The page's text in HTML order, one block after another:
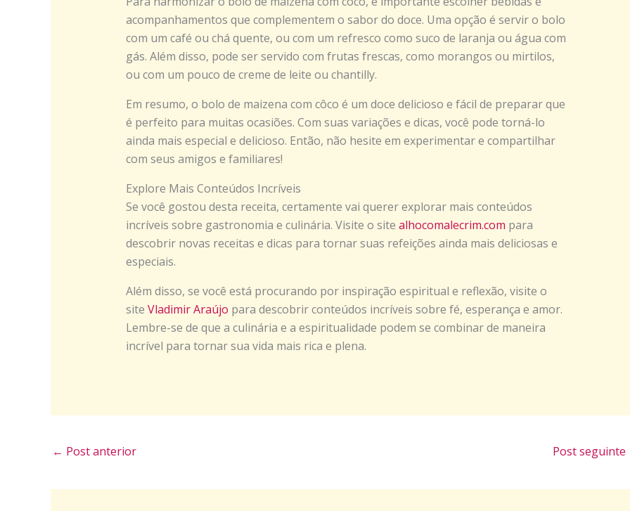
acompanhamentos que complementem o sabor do doce. Uma opção é servir o bolo
com um café ou chá quente, ou com um refresco como suco de laranja ou água com
gás. Além disso, pode ser servido com frutas frescas, como morangos ou mirtilos,
ou com um pouco de creme de leite ou chantilly.
Em resumo, o bolo de maizena com côco é um doce delicioso e fácil de preparar que
é perfeito para muitas ocasiões. Com suas variações e dicas, você pode torná-lo
ainda mais especial e delicioso. Então, não hesite em experimentar e compartilhar
com seus amigos e familiares!
Explore Mais Conteúdos Incríveis
Se você gostou desta receita, certamente vai querer explorar mais conteúdos
incríveis sobre gastronomia e culinária. Visite o site alhocomalecrim.com para
descobrir novas receitas e dicas para tornar suas refeições ainda mais deliciosas e
especiais.
Além disso, se você está procurando por inspiração espiritual e reflexão, visite o
site Vladimir Araújo para descobrir conteúdos incríveis sobre fé, esperança e amor.
Lembre-se de que a culinária e a espiritualidade podem se combinar de maneira
incrível para tornar sua vida mais rica e plena.
← Post anterior Post seguinte